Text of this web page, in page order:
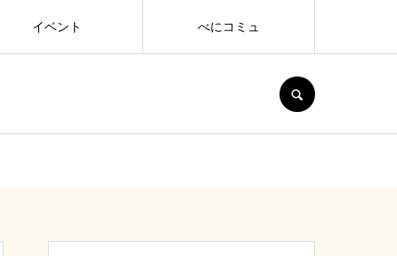
イベント べにコミュ